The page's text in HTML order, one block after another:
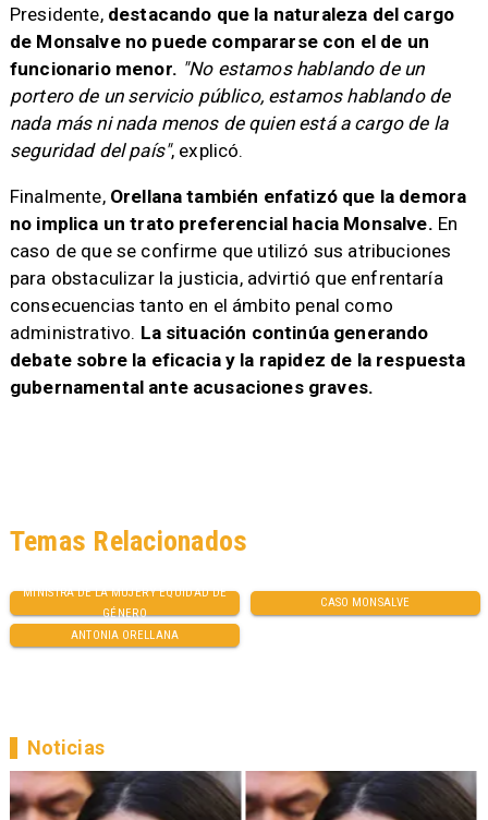
Presidente, destacando que la naturaleza del cargo
de Monsalve no puede compararse con el de un
funcionario menor. "No estamos hablando de un
portero de un servicio público, estamos hablando de
nada más ni nada menos de quien está a cargo de la
seguridad del país", explicó.
Finalmente, Orellana también enfatizó que la demora
no implica un trato preferencial hacia Monsalve. En
caso de que se confirme que utilizó sus atribuciones
para obstaculizar la justicia, advirtió que enfrentaría
consecuencias tanto en el ámbito penal como
administrativo. La situación continúa generando
debate sobre la eficacia y la rapidez de la respuesta
gubernamental ante acusaciones graves.
MINISTRA DE LA MUJER Y EQUIDAD DE
GÉNERO
CASO MONSALVE
ANTONIA ORELLANA
Temas Relacionados
Noticias